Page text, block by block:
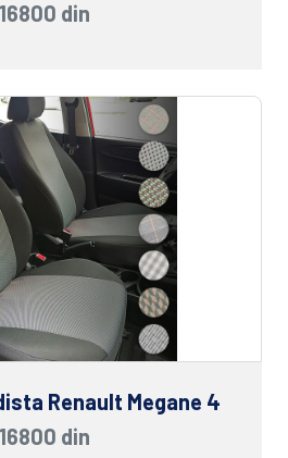
16800 din
Renault Megane 4
16800 din